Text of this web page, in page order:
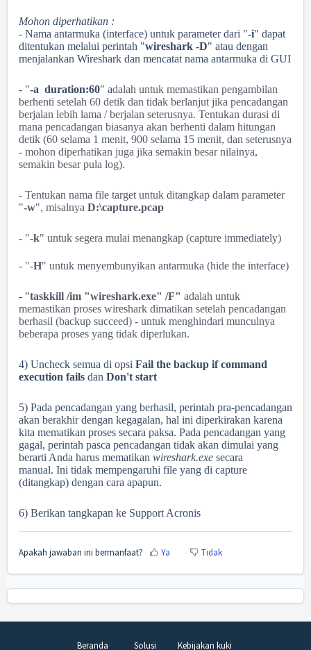
Mohon diperhatikan :
- Nama antarmuka (interface) untuk parameter dari "-i" dapat
ditentukan melalui perintah "wireshark -D" atau dengan
menjalankan Wireshark dan mencatat nama antarmuka di GUI
- "-a duration:60" adalah untuk memastikan pengambilan
berhenti setelah 60 detik dan tidak berlanjut jika pencadangan
berjalan lebih lama / berjalan seterusnya. Tentukan durasi di
mana pencadangan biasanya akan berhenti dalam hitungan
detik (60 selama 1 menit, 900 selama 15 menit, dan seterusnya
- mohon diperhatikan juga jika semakin besar nilainya,
semakin besar pula log).
- Tentukan nama file target untuk ditangkap dalam parameter
"-w", misalnya D:\capture.pcap
- "-k" untuk segera mulai menangkap (capture immediately)
- "-H" untuk menyembunyikan antarmuka (hide the interface)
- "taskkill /im "wireshark.exe" /F" adalah untuk
memastikan proses wireshark dimatikan setelah pencadangan
berhasil (backup succeed) - untuk menghindari munculnya
beberapa proses yang tidak diperlukan.
4) Uncheck semua di opsi Fail the backup if command
execution fails dan Don't start
5) Pada pencadangan yang berhasil, perintah pra-pencadangan
akan berakhir dengan kegagalan, hal ini diperkirakan karena
kita mematikan proses secara paksa. Pada pencadangan yang
gagal, perintah pasca pencadangan tidak akan dimulai yang
berarti Anda harus mematikan wireshark.exe secara
manual. Ini tidak mempengaruhi file yang di capture
(ditangkap) dengan cara apapun.
6) Berikan tangkapan ke Support Acronis
Apakah jawaban ini bermanfaat? Ya Tidak
Beranda Solusi Kebijakan kuki